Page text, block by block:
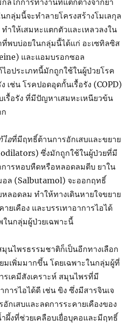
ลไกการทำงานที่แตกต่างจากยา
กลุ่มนี้จะทำลายโครงสร้างโมเลกุล
ำให้เสมหะแตกตัวและเหลวลงใน
ที่พบบ่อยในกลุ่มนี้ได้แก่ อะเซทิลซิส
และแอมบรอกซอล
อประเภทนี้มักถูกใช้ในผู้ป่วยโรค
เช่น โรคปอดอุดกั้นเรื้อรัง (COPD)
รื้อรัง ที่มีปัญหาเสมหะเหนียวข้น
ไอที่มีฤทธิ์ต้านการอักเสบและขยาย
ซึ่งมักถูกใช้ในผู้ป่วยที่มี
การหอบหืดหรือหลอดลมตีบ ยาใน
ล (Salbutamol) จะออกฤทธิ์
ลอดลม ทำให้ทางเดินหายใจขยาย
ยเคือง และบรรเทาอาการไอได้
นกลุ่มผู้ป่วยเฉพาะนี้
นไพรธรรมชาติก็เป็นอีกทางเลือก
เพิ่มมากขึ้น โดยเฉพาะในกลุ่มผู้ที่
รเคมีสังเคราะห์ สมุนไพรที่มี
ารไอได้ดี เช่น ขิง ซึ่งมีสารจินเจ
กเสบและลดการระคายเคืองของ
ผึ้งที่ช่วยเคลือบเยื่อบุคอและมีฤทธิ์